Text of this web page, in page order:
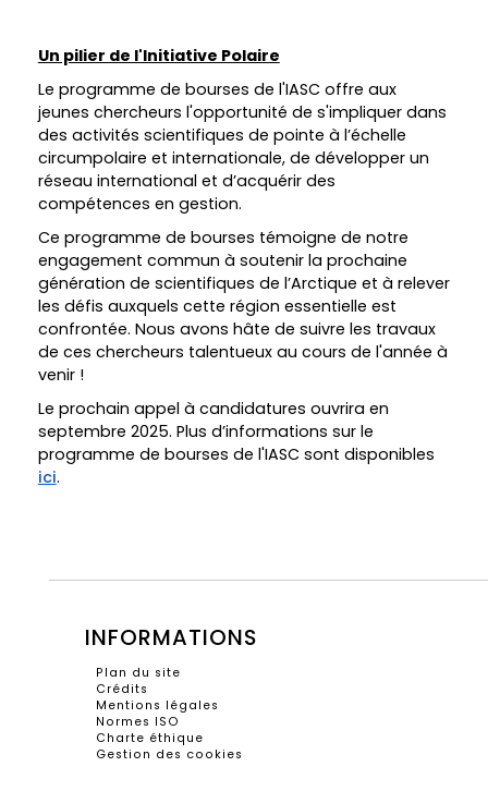
Un pilier de l'Initiative Polaire
Le programme de bourses de l'IASC offre aux
jeunes chercheurs l'opportunité de s'impliquer dans
des activités scientifiques de pointe à l’échelle
circumpolaire et internationale, de développer un
réseau international et d’acquérir des
compétences en gestion.
Ce programme de bourses témoigne de notre
engagement commun à soutenir la prochaine
génération de scientifiques de l’Arctique et à relever
les défis auxquels cette région essentielle est
confrontée. Nous avons hâte de suivre les travaux
de ces chercheurs talentueux au cours de l'année à
venir !
Le prochain appel à candidatures ouvrira en
septembre 2025. Plus d’informations sur le
programme de bourses de l'IASC sont disponibles
ici.
INFORMATIONS
Plan du site
Crédits
Mentions légales
Normes ISO
Charte éthique
Gestion des cookies